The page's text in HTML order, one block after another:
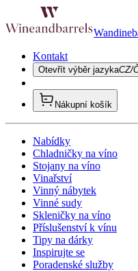
Kontakt
Otevřít výběr jazykaCZ/
Nákupní košík
Nabídky
Chladničky na víno
Stojany na víno
Vinařství
Vinný nábytek
Vinné sudy
Skleničky na víno
Příslušenství k vínu
Tipy na dárky
Inspirujte se
Poradenské služby